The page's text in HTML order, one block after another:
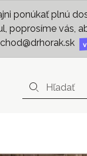
ponúkať plnú
vás,